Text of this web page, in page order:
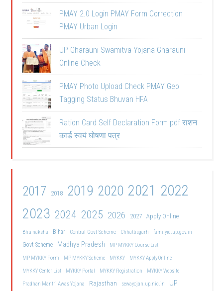
PMAY 2.0 Login PMAY Form Correction
PMAY Urban Login
UP Gharauni Swamitva Yojana Gharauni
Online Check
PMAY Photo Upload Check PMAY Geo
Tagging Status Bhuvan HFA
Ration Card Self Declaration Form pdf राशन
कार्ड स्वयं घोषणा पत्र
2017 2018 2019 2020 2021 2022
2023 2024 2025 2026 2027 Apply Online
Bhu naksha Bihar Central Govt Scheme Chhattisgarh familyid.up.gov.in
Govt Scheme Madhya Pradesh
MP MYKKY Course List
MP MYKKY Form
MP MYKKY Scheme MYKKY
MYKKY Apply Online
MYKKY Center List
MYKKY Portal MYKKY Registration
MYKKY Website
Pradhan Mantri Awas Yojana
Rajasthan sewayojan.up.nic.in UP